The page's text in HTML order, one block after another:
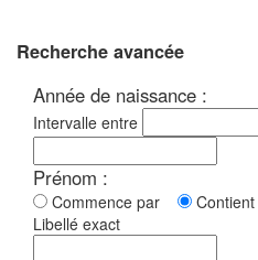
Recherche avancée
Année de naissance :
Intervalle entre
Prénom :
Commence par Contient
Libellé exact